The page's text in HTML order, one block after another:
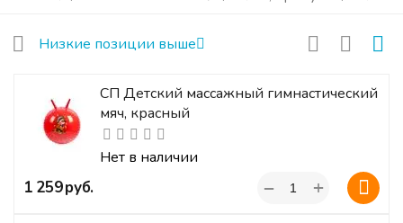
Низкие позиции выше
СП Детский массажный гимнастический
мяч, красный
Нет в наличии
‍1 259‍руб. +
−